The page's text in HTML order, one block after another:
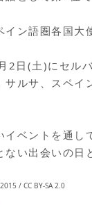
ン語圏各国
2日(土)にセル
ルサ、スペ
ベントを通
い出会いの日
/ CC BY-SA 2.0